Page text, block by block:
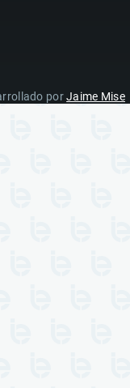
porJaime Mise